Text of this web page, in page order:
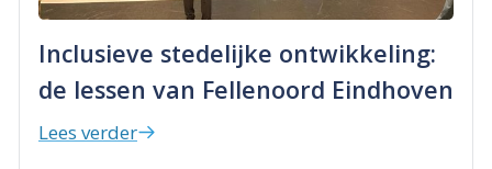
Inclusieve stedelijke ontwikkeling:
de lessen van Fellenoord Eindhoven
Lees verder